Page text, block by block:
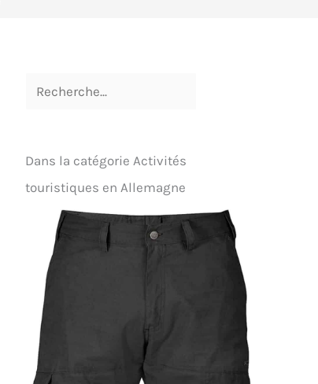
Dans la catégorie Activités
touristiques en Allemagne